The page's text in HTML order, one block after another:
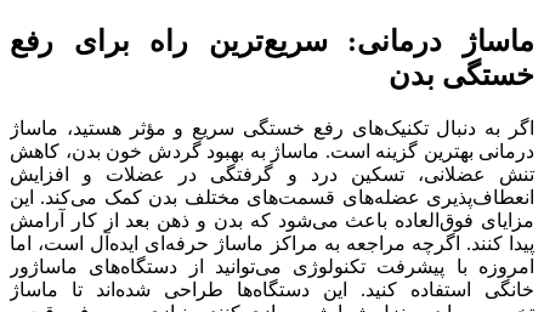
ماساژ درمانی: سریع‌ترین راه برای رفع
خستگی بدن
اگر به دنبال تکنیک‌های رفع خستگی سریع و مؤثر هستید، ماساژ
درمانی بهترین گزینه است. ماساژ به بهبود گردش خون بدن، کاهش
تنش عضلانی، تسکین درد و گرفتگی در عضلات و افزایش
انعطاف‌پذیری عضله‌های قسمت‌های مختلف بدن کمک می‌کند. این
مزایای فوق‌العاده باعث می‌شود که بدن و ذهن بعد از کار آرامش
پیدا کنند. اگرچه مراجعه به مراکز ماساژ حرفه‌ای ایده‌آل است، اما
امروزه با پیشرفت تکنولوژی می‌توانید از دستگاه‌های ماساژور
خانگی استفاده کنید. این دستگاه‌ها طراحی شده‌اند تا ماساژ